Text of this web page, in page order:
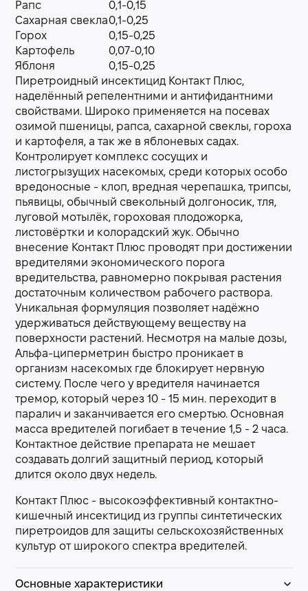
Рапс
0,1-0,15
Сахарная свекла0,1-0,25
Горох
0,15-0,25
Картофель
0,07-0,10
Яблоня
0,15-0,25
Пиретроидный инсектицид Контакт Плюс,
наделённый репелентними и антифидантними
свойствами. Широко применяется на посевах
озимой пшеницы, рапса, сахарной свеклы, гороха
и картофеля, а так же в яблоневых садах.
Контролирует комплекс сосущих и
листогрызущих насекомых, среди которых особо
вредоносные - клоп, вредная черепашка, трипсы,
пьявицы, обычный свекольный долгоносик, тля,
луговой мотылёк, гороховая плодожорка,
листовёртки и колорадский жук. Обычно
внесение Контакт Плюс проводят при достижении
вредителями экономического порога
вредительства, равномерно покрывая растения
достаточным количеством рабочего раствора.
Уникальная формуляция позволяет надёжно
удерживаться действующему веществу на
поверхности растений. Несмотря на малые дозы,
Альфа-циперметрин быстро проникает в
организм насекомых где блокирует нервную
систему. После чего у вредителя начинается
тремор, который через 10 - 15 мин. переходит в
паралич и заканчивается его смертью. Основная
масса вредителей погибает в течение 1,5 - 2 часа.
Контактное действие препарата не мешает
создавать долгий защитный период, который
длится около двух недель.
Контакт Плюс - высокоэффективный контактно-
кишечный инсектицид из группы синтетических
пиретроидов для защиты сельскохозяйственных
культур от широкого спектра вредителей.
Основные характеристики